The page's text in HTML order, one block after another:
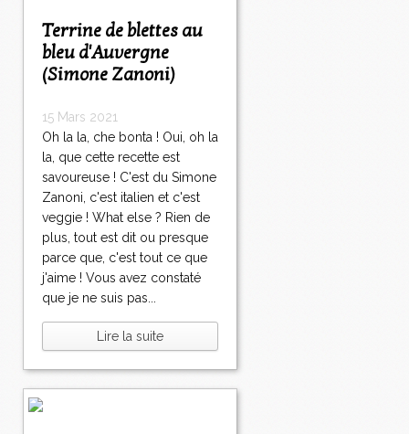
Terrine de blettes au
bleu d'Auvergne
(Simone Zanoni)
15 Mars 2021
Oh la la, che bonta ! Oui, oh la
la, que cette recette est
savoureuse ! C'est du Simone
Zanoni, c'est italien et c'est
veggie ! What else ? Rien de
plus, tout est dit ou presque
parce que, c'est tout ce que
j'aime ! Vous avez constaté
que je ne suis pas...
Lire la suite